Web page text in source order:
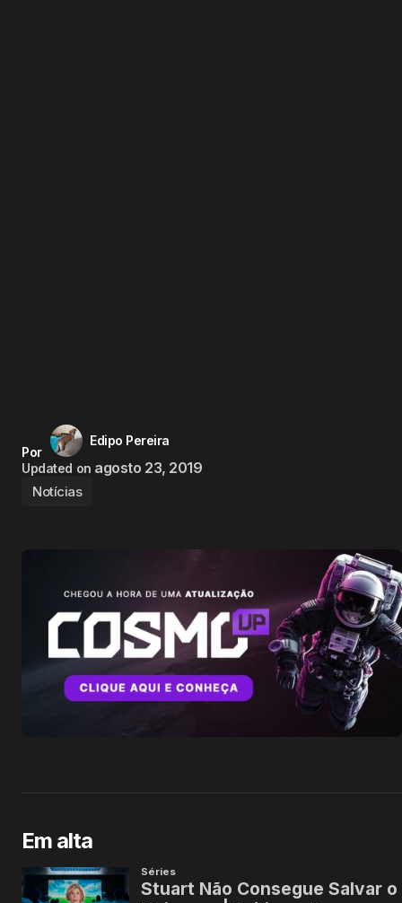
Por
Edipo Pereira
Updated on agosto 23, 2019
Notícias
Em alta